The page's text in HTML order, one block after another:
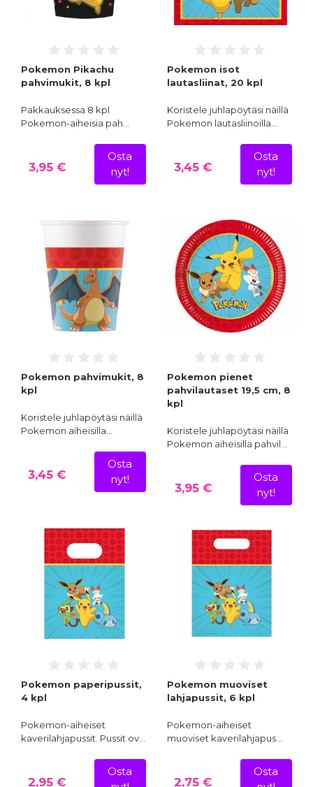
Pokemon Pikachu
pahvimukit, 8 kpl
Pakkauksessa 8 kpl
Pokemon-aiheisia pah…
3,95 €
Osta
nyt!
Pokemon isot
lautasliinat, 20 kpl
Koristele juhlapöytäsi näillä
Pokemon lautasliinoilla…
3,45 €
Osta
nyt!
Pokemon pahvimukit, 8
kpl
Koristele juhlapöytäsi näillä
Pokemon aiheisilla…
3,45 €
Osta
nyt!
Pokemon pienet
pahvilautaset 19,5 cm, 8
kpl
Koristele juhlapöytäsi näillä
Pokemon aiheisilla pahvil…
3,95 €
Osta
nyt!
Pokemon paperipussit,
4 kpl
Pokemon-aiheiset
kaverilahjapussit. Pussit ov…
2,95 €
Osta
Pokemon muoviset
lahjapussit, 6 kpl
Pokemon-aiheiset
muoviset kaverilahjapus…
2,75 €
Osta